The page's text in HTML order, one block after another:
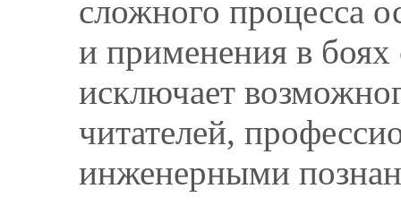
сложного процесса
и применения в
исключает
читателей,
инженерными